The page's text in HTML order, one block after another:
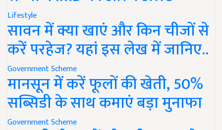
Lifestyle
सावन में क्या खाएं और किन चीजों से
करें परहेज? यहां इस लेख में जानिए..
Government Scheme
मानसून में करें फूलों की खेती, 50%
सब्सिडी के साथ कमाएं बड़ा मुनाफा
Government Scheme